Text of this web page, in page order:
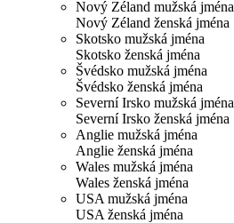
Nový Zéland mužská jména
Nový Zéland ženská jména
Skotsko mužská jména
Skotsko ženská jména
Švédsko mužská jména
Švédsko ženská jména
Severní Irsko mužská jména
Severní Irsko ženská jména
Anglie mužská jména
Anglie ženská jména
Wales mužská jména
Wales ženská jména
USA mužská jména
USA ženská jména